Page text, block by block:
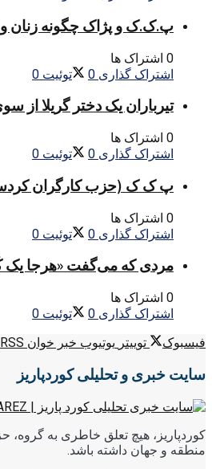
پ.ک.ک و پژاک چگونه زنان و
0 اشتراک ها
اشتراک گذاری 0 توئیت 0
تیرباران یک دختر گریلا
0 اشتراک ها
اشتراک گذاری 0 توئیت 0
پ ک ک (حزب کارگران
0 اشتراک ها
اشتراک گذاری 0 توئیت 0
مردی که می‌گفت «هرجا یک
0 اشتراک ها
اشتراک گذاری 0 توئیت 0
فیسبوک
توییتر یوتیوب خبر خوان RSS
سایت خبری و تحلیلی کوردپاریز
کوردپاریز، هیچ تعلق خاطری به گروه،
منطقه و جهان داشته باشد.